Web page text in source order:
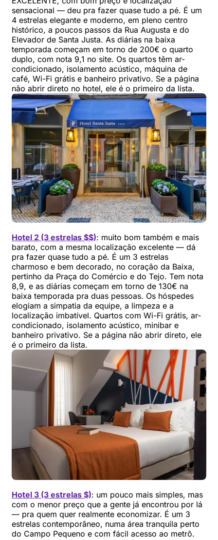
sensacional — deu pra fazer quase tudo a pé. É um
4 estrelas elegante e moderno, em pleno centro
histórico, a poucos passos da Rua Augusta e do
Elevador de Santa Justa. As diárias na baixa
temporada começam em torno de 200€ o quarto
duplo, com nota 9,1 no site. Os quartos têm ar-
condicionado, isolamento acústico, máquina de
café, Wi-Fi grátis e banheiro privativo. Se a página
não abrir direto no hotel, ele é o primeiro da lista.
Hotel 2 (3 estrelas $$): muito bom também e mais
barato, com a mesma localização excelente — dá
pra fazer quase tudo a pé. É um 3 estrelas
charmoso e bem decorado, no coração da Baixa,
pertinho da Praça do Comércio e do Tejo. Tem nota
8,9, e as diárias começam em torno de 130€ na
baixa temporada pra duas pessoas. Os hóspedes
elogiam a simpatia da equipe, a limpeza e a
localização imbatível. Quartos com Wi-Fi grátis, ar-
condicionado, isolamento acústico, minibar e
banheiro privativo. Se a página não abrir direto, ele
é o primeiro da lista.
Hotel 3 (3 estrelas $): um pouco mais simples, mas
com o menor preço que a gente já encontrou por lá
— pra quem quer realmente economizar. É um 3
estrelas contemporâneo, numa área tranquila perto
do Campo Pequeno e com fácil acesso ao metrô.